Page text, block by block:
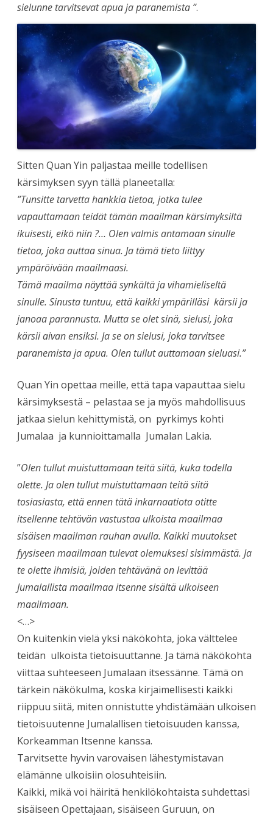
sielunne tarvitsevat apua ja paranemista ”.
Sitten Quan Yin paljastaa meille todellisen
kärsimyksen syyn tällä planeetalla:
”Tunsitte tarvetta hankkia tietoa, jotka tulee
vapauttamaan teidät tämän maailman kärsimyksiltä
ikuisesti, eikö niin ?… Olen valmis antamaan sinulle
tietoa, joka auttaa sinua. Ja tämä tieto liittyy
ympäröivään maailmaasi.
Tämä maailma näyttää synkältä ja vihamieliseltä
sinulle. Sinusta tuntuu, että kaikki ympärilläsi kärsii ja
janoaa parannusta. Mutta se olet sinä, sielusi, joka
kärsii aivan ensiksi. Ja se on sielusi, joka tarvitsee
paranemista ja apua. Olen tullut auttamaan sieluasi.”
Quan Yin opettaa meille, että tapa vapauttaa sielu
kärsimyksestä – pelastaa se ja myös mahdollisuus
jatkaa sielun kehittymistä, on pyrkimys kohti
Jumalaa ja kunnioittamalla Jumalan Lakia.
”Olen tullut muistuttamaan teitä siitä, kuka todella
olette. Ja olen tullut muistuttamaan teitä siitä
tosiasiasta, että ennen tätä inkarnaatiota otitte
itsellenne tehtävän vastustaa ulkoista maailmaa
sisäisen maailman rauhan avulla. Kaikki muutokset
fyysiseen maailmaan tulevat olemuksesi sisimmästä. Ja
te olette ihmisiä, joiden tehtävänä on levittää
Jumalallista maailmaa itsenne sisältä ulkoiseen
maailmaan.
<…>
On kuitenkin vielä yksi näkökohta, joka välttelee
teidän ulkoista tietoisuuttanne. Ja tämä näkökohta
viittaa suhteeseen Jumalaan itsessänne. Tämä on
tärkein näkökulma, koska kirjaimellisesti kaikki
riippuu siitä, miten onnistutte yhdistämään ulkoisen
tietoisuutenne Jumalallisen tietoisuuden kanssa,
Korkeamman Itsenne kanssa.
Tarvitsette hyvin varovaisen lähestymistavan
elämänne ulkoisiin olosuhteisiin.
Kaikki, mikä voi häiritä henkilökohtaista suhdettasi
sisäiseen Opettajaan, sisäiseen Guruun, on